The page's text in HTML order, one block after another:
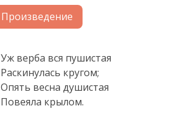
Произведение
Текст произведения
Уж верба вся пушистая
Раскинулась кругом;
Опять весна душистая
Повеяла крылом.